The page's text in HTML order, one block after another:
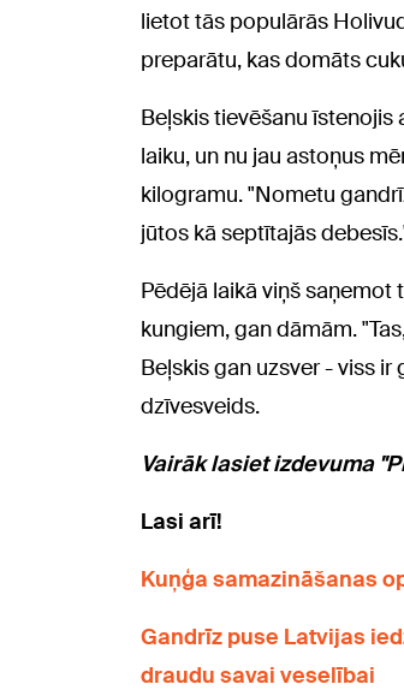
lietot tās populārās
preparātu, kas domāts
Beļskis tievēšanu
laiku, un nu jau astoņus
kilogramu. "Nometu
jūtos kā septītajās
Pēdējā laikā viņš
kungiem, gan dāmām.
Beļskis gan uzsver - viss
dzīvesveids.
Vairāk lasiet izdevuma
Lasi arī!
Kuņģa samazināšanas
Gandrīz puse Latvijas
draudu savai veselībai